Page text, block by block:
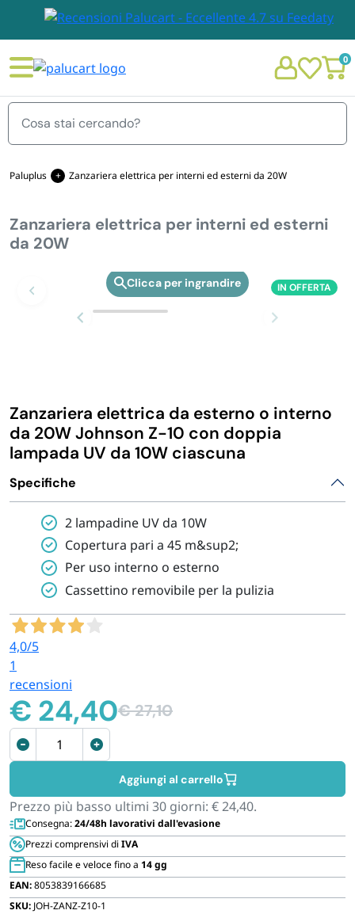
0
Menu
STOVIGLIE E TOVAGLIOLI
GIARDINO E ARREDO PER ESTERNO
CASA E PERSONA
FERRAMENTA E LINEA AUTO
PERSONA E MEDICALI
AVVOLGENTI E CONTENITORI ALIMENTARI
PET
FORNITURE SETTORE HO.RE.CA
BIODEGRADABILE
Chi siamo
Personalizzazione Monouso
Paluplus Zanzariera elettrica per interni ed esterni da 20W
Zanzariera elettrica per interni ed esterni
da 20W
IN OFFERTA
Zoom
Zanzariera elettrica da esterno o interno
da 20W Johnson Z-10 con doppia
lampada UV da 10W ciascuna
Specifiche
2 lampadine UV da 10W
Copertura pari a 45 m&sup2;
Per uso interno o esterno
Cassettino removibile per la pulizia
4,0/5
1
recensioni
€27,10
Il
prezzo
originale
€ 27,10.
€ 24,40
Il
prezzo
attuale
€ 24,40.
Zanzariera
elettrica
interni
ed
esterni
da
20W
quantità
Aggiungi al carrello
Prezzo più basso ultimi 30 giorni: €24,40.
Consegna:24/48h lavorativi dall'evasione
Prezzi comprensivi di IVA
Reso facile e veloce fino a 14 gg
EAN:8053839166685
SKU: JOH-ZANZ-Z10-1